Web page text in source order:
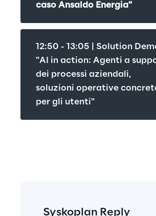
caso Ansaldo Energia"
12:50 - 13:05 | Solution
"AI in action: Agenti a
dei processi aziendali,
soluzioni operative
per gli utenti"
Syskoplan Reply